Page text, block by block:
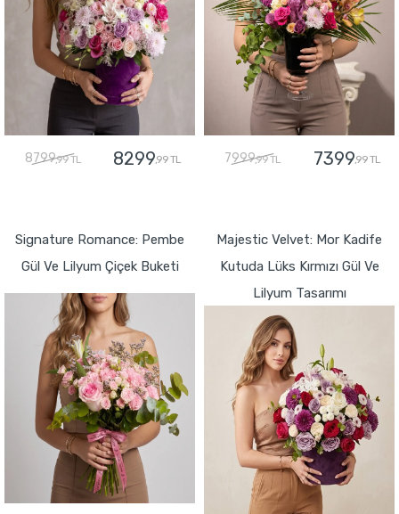
8799,99 TL 8299,99 TL 7999,99 TL 7399,99 TL
Signature Romance: Pembe
Gül Ve Lilyum Çiçek Buketi
Majestic Velvet: Mor Kadife
Kutuda Lüks Kırmızı Gül Ve
Lilyum Tasarımı